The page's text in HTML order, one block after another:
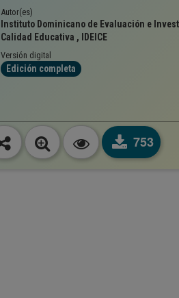
Autor(es)
Instituto Dominicano de Evaluación e
Calidad Educativa , IDEICE
Versión digital
Edición completa
753